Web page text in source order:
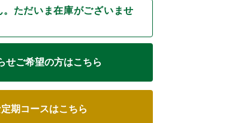
。ただいま在庫がございませ
せご希望の方はこちら
期コースはこちら